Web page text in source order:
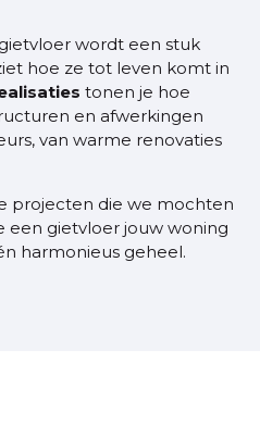
wordt een stuk
hoe ze tot leven komt in
tonen je hoe
en afwerkingen
van warme renovaties
projecten die we mochten
een gietvloer jouw woning
harmonieus geheel.